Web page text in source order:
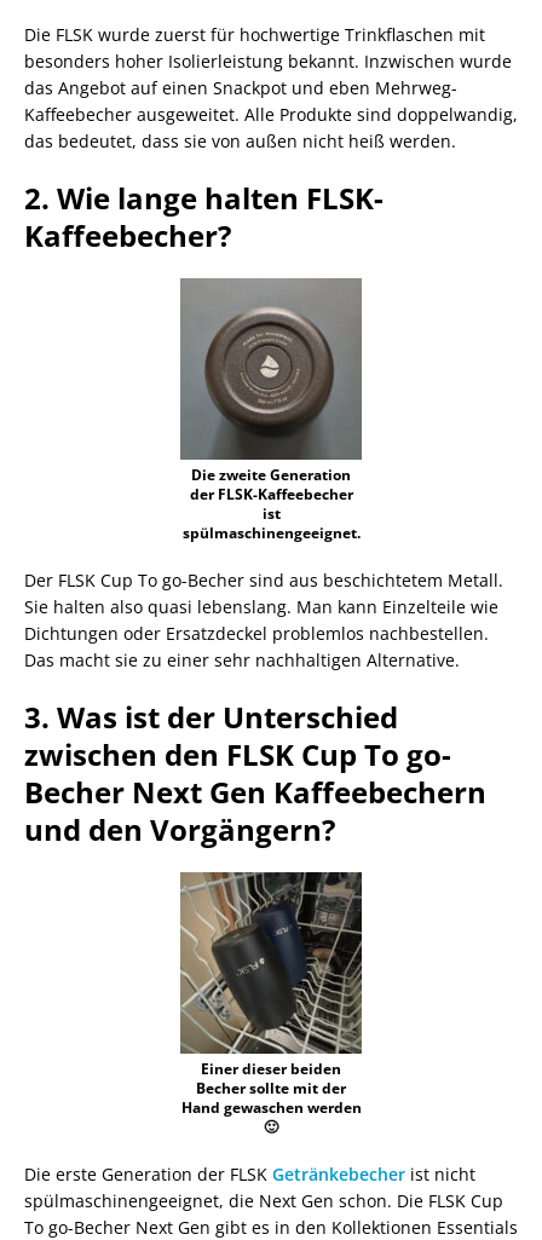
Die FLSK wurde zuerst für hochwertige Trinkflaschen mit
besonders hoher Isolierleistung bekannt. Inzwischen wurde
das Angebot auf einen Snackpot und eben Mehrweg-
Kaffeebecher ausgeweitet. Alle Produkte sind doppelwandig,
das bedeutet, dass sie von außen nicht heiß werden.
2. Wie lange halten FLSK-
Kaffeebecher?
Die zweite Generation
der FLSK-Kaffeebecher
ist
spülmaschinengeeignet.
Der FLSK Cup To go-Becher sind aus beschichtetem Metall.
Sie halten also quasi lebenslang. Man kann Einzelteile wie
Dichtungen oder Ersatzdeckel problemlos nachbestellen.
Das macht sie zu einer sehr nachhaltigen Alternative.
3. Was ist der Unterschied
zwischen den FLSK Cup To go-
Becher Next Gen Kaffeebechern
und den Vorgängern?
Einer dieser beiden
Becher sollte mit der
Hand gewaschen werden
🙂
Die erste Generation der FLSK Getränkebecher ist nicht
spülmaschinengeeignet, die Next Gen schon. Die FLSK Cup
To go-Becher Next Gen gibt es in den Kollektionen Essentials